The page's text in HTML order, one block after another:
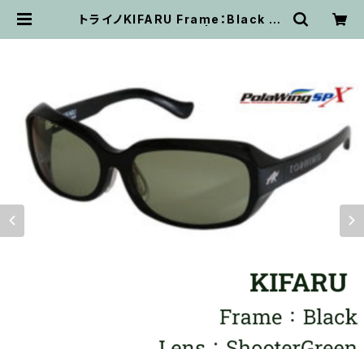
トライノKIFARU Frame：Black Le